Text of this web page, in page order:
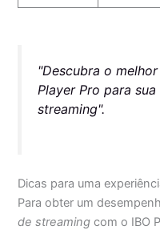
"Descubra o
Player Pro para
streaming".
Dicas para uma
Para obter um
de streaming com o IBO